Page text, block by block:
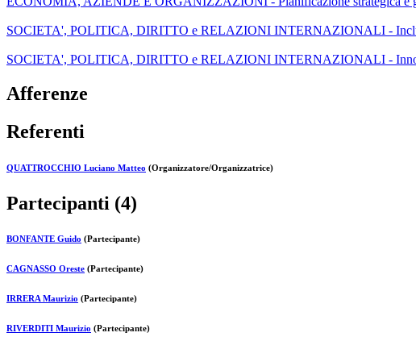
SOCIETA', POLITICA, DIRITTO e RELAZIONI INTERNAZIONALI -
SOCIETA', POLITICA, DIRITTO e RELAZIONI INTERNAZIONALI -
Afferenze
Referenti
QUATTROCCHIO Luciano Matteo (Organizzatore/Organizzatrice)
Partecipanti (4)
BONFANTE Guido (Partecipante)
CAGNASSO Oreste (Partecipante)
IRRERA Maurizio (Partecipante)
RIVERDITI Maurizio (Partecipante)